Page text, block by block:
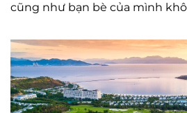
cũng như bạn bè của mình